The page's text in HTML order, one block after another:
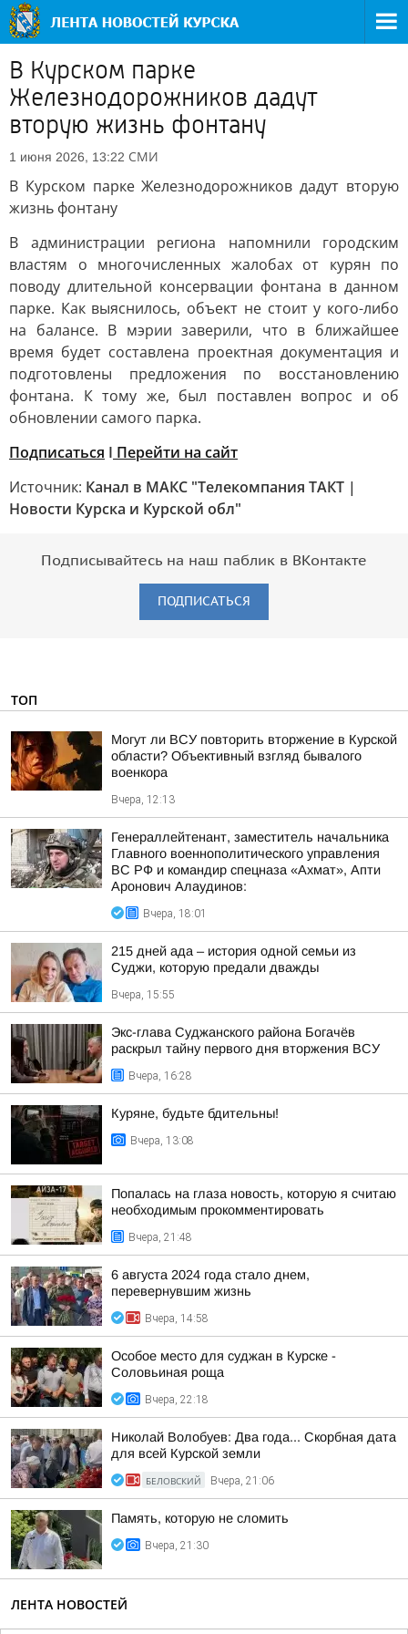
В Курском парке
Железнодорожников дадут
вторую жизнь фонтану
1 июня 2026, 13:22 СМИ
В Курском парке Железнодорожников дадут вторую
жизнь фонтану
В администрации региона напомнили городским
властям о многочисленных жалобах от курян по
поводу длительной консервации фонтана в данном
парке. Как выяснилось, объект не стоит у кого-либо
на балансе. В мэрии заверили, что в ближайшее
время будет составлена проектная документация и
подготовлены предложения по восстановлению
фонтана. К тому же, был поставлен вопрос и об
обновлении самого парка.
Подписаться I Перейти на сайт
Источник: Канал в МАКС "Телекомпания ТАКТ |
Новости Курска и Курской обл"
Подписывайтесь на наш паблик в ВКонтакте
ПОДПИСАТЬСЯ
ТОП
Могут ли ВСУ повторить вторжение в Курской
области? Объективный взгляд бывалого
военкора
Вчера, 12:13
Генераллейтенант, заместитель начальника
Главного военнополитического управления
ВС РФ и командир спецназа «Ахмат», Апти
Аронович Алаудинов:
Вчера, 18:01
215 дней ада – история одной семьи из
Суджи, которую предали дважды
Вчера, 15:55
Экс-глава Суджанского района Богачёв
раскрыл тайну первого дня вторжения ВСУ
Вчера, 16:28
Куряне, будьте бдительны!
Вчера, 13:08
Попалась на глаза новость, которую я считаю
необходимым прокомментировать
Вчера, 21:48
6 августа 2024 года стало днем,
перевернувшим жизнь
Вчера, 14:58
Особое место для суджан в Курске -
Соловьиная роща
Вчера, 22:18
Николай Волобуев: Два года... Скорбная дата
для всей Курской земли
БЕЛОВСКИЙ Вчера, 21:06
Память, которую не сломить
Вчера, 21:30
ЛЕНТА НОВОСТЕЙ